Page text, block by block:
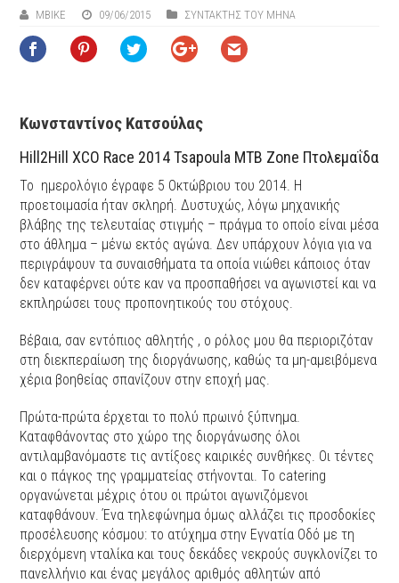
ΜΒIKE 09/06/2015 ΣΥΝΤΆΚΤΗΣ ΤΟΥ ΜΉΝΑ
Κωνσταντίνος Κατσούλας
Hill2Hill XCO Race 2014 Tsapoula MTB Zone Πτολεμαΐδα
Το ημερολόγιο έγραφε 5 Οκτώβριου του 2014. Η
προετοιμασία ήταν σκληρή. Δυστυχώς, λόγω μηχανικής
βλάβης της τελευταίας στιγμής – πράγμα το οποίο είναι μέσα
στο άθλημα – μένω εκτός αγώνα. Δεν υπάρχουν λόγια για να
περιγράψουν τα συναισθήματα τα οποία νιώθει κάποιος όταν
δεν καταφέρνει ούτε καν να προσπαθήσει να αγωνιστεί και να
εκπληρώσει τους προπονητικούς του στόχους.
Βέβαια, σαν εντόπιος αθλητής , ο ρόλος μου θα περιοριζόταν
στη διεκπεραίωση της διοργάνωσης, καθώς τα μη-αμειβόμενα
χέρια βοηθείας σπανίζουν στην εποχή μας.
Πρώτα-πρώτα έρχεται το πολύ πρωινό ξύπνημα.
Καταφθάνοντας στο χώρο της διοργάνωσης όλοι
αντιλαμβανόμαστε τις αντίξοες καιρικές συνθήκες. Οι τέντες
και ο πάγκος της γραμματείας στήνονται. Το catering
οργανώνεται μέχρις ότου οι πρώτοι αγωνιζόμενοι
καταφθάνουν. Ένα τηλεφώνημα όμως αλλάζει τις προσδοκίες
προσέλευσης κόσμου: το ατύχημα στην Εγνατία Οδό με τη
διερχόμενη νταλίκα και τους δεκάδες νεκρούς συγκλονίζει το
πανελλήνιο και ένας μεγάλος αριθμός αθλητών από